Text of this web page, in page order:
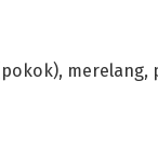
merelang,